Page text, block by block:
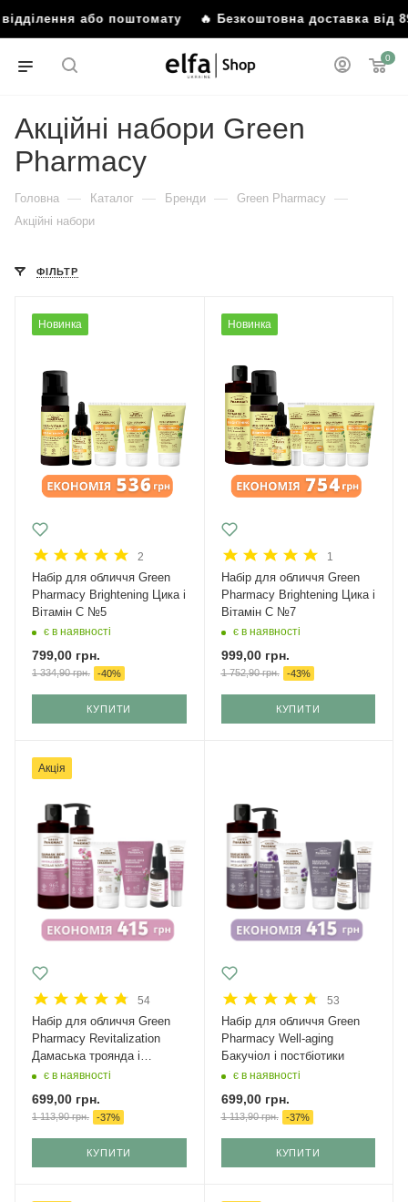
або поштомату🔥 Безкоштовна доставка від 899
0
Акційні набори Green
Pharmacy
Головна — Каталог — Бренди — Green Pharmacy —
Акційні набори
ФІЛЬТР
Новинка
2
Набір для обличчя Green
Рharmacy Brightening Цика і
Вітамін С №5
є в наявності
799,00 грн.
1 334,90грн. -40%
КУПИТИ
Новинка
1
Набір для обличчя Green
Рharmacy Brightening Цика і
Вітамін С №7
є в наявності
999,00грн.
1 752,90грн. -43%
КУПИТИ
Акція
54
Набір для обличчя Green
Рharmacy Revitalization
Дамаська троянда і
кераміди
є в наявності
699,00 грн.
1 113,90грн. -37%
КУПИТИ
53
Набір для обличчя Green
Рharmacy Well-aging
Бакучіол і постбіотики
є в наявності
699,00грн.
1 113,90грн. -37%
КУПИТИ